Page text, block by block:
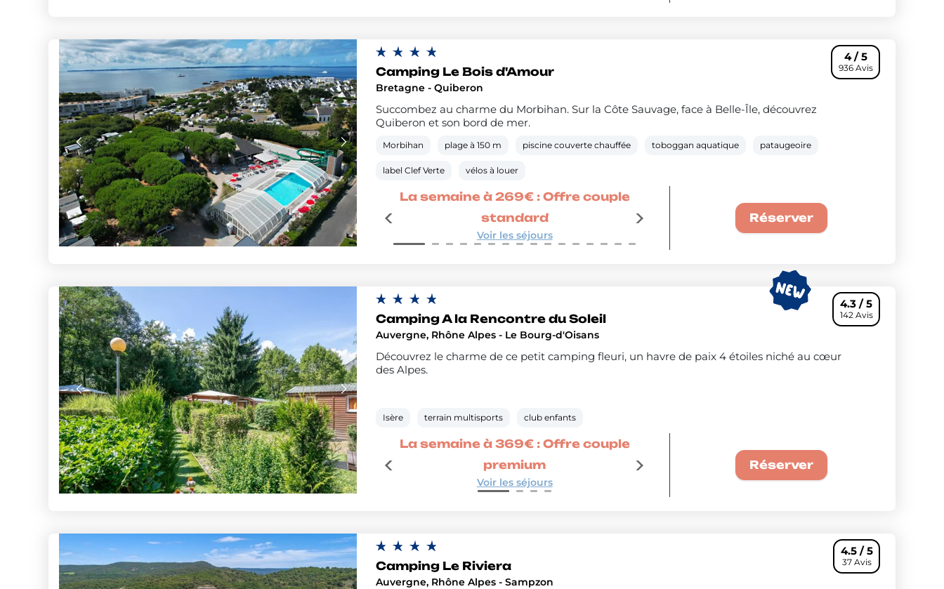
4 / 5
936 Avis
Camping Le Bois d'Amour
Bretagne - Quiberon
Succombez au charme du Morbihan. Sur la Côte Sauvage, face à Belle-Île, découvrez
Quiberon et son bord de mer.
Morbihan plage à 150 m piscine couverte chauffée toboggan aquatique pataugeoire
label Clef Verte vélos à louer
La semaine à 319€ : Offre couple confort
Voir les séjours
La semaine à 269€ : Offre couple
standard
Voir les séjours
Voir les séjours
Réserver
4.3 / 5
142 Avis
Camping A la Rencontre du Soleil
Auvergne, Rhône Alpes - Le Bourg-d'Oisans
Découvrez le charme de ce petit camping fleuri, un havre de paix 4 étoiles niché au cœur
des Alpes.
Isère terrain multisports club enfants
-15% : Dernière minute d’été
Voir les séjours
La semaine à 369€ : Offre couple
premium
Voir les séjours
Voir les séjours
Réserver
4.5 / 5
37 Avis
Camping Le Riviera
Auvergne, Rhône Alpes - Sampzon